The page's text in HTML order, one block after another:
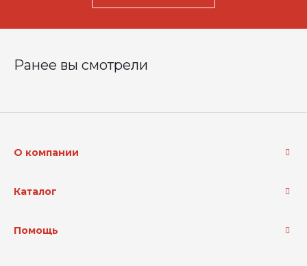
Ранее вы смотрели
О компании
Каталог
Помощь